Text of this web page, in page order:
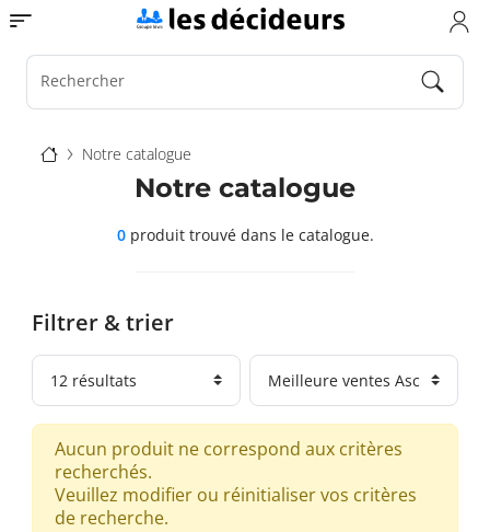
Aller
au
contenu
principal
Toggle navigation
Rechercher
Fil
d'Ariane
Notre catalogue
Filtrer & trier
Notre catalogue
0produit trouvédans le catalogue.
Aucun produit ne correspond aux critères
recherchés.
Veuillez modifier ou réinitialiser vos critères
de recherche.